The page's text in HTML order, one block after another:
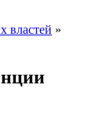
властей »